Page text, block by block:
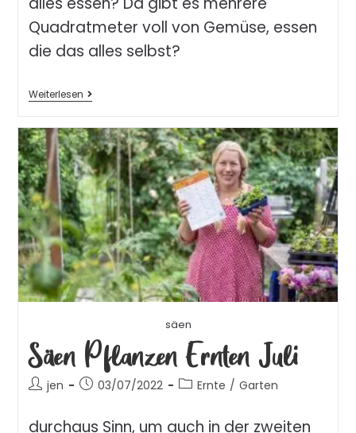
Quadratmeter voll von Gemüse, essen
die das alles selbst?
Weiterlesen
säen
Säen Pflanzen Ernten Juli
jen 03/07/2022 Ernte / Garten
durchaus Sinn, um auch in der zweiten